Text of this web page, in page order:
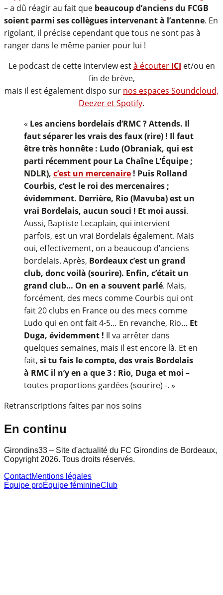
– a dû réagir au fait que beaucoup d’anciens du FCGB
soient parmi ses collègues intervenant à l’antenne. En
rigolant, il précise cependant que tous ne sont pas à
ranger dans le même panier pour lui !
Le podcast de cette interview està écouter ICI et/ou en
fin de brève,
mais il est également dispo sur nos espaces Soundcloud,
Deezer et Spotify.
« Les anciens bordelais d’RMC ? Attends. Il
faut séparer les vrais des faux (rire) ! Il faut
être très honnête : Ludo (Obraniak, qui est
parti récemment pour La Chaîne L’Équipe ;
NDLR), c’est un mercenaire ! Puis Rolland
Courbis, c’est le roi des mercenaires ;
évidemment. Derrière, Rio (Mavuba) est un
vrai Bordelais, aucun souci ! Et moi aussi.
Aussi, Baptiste Lecaplain, qui intervient
parfois, est un vrai Bordelais également. Mais
oui, effectivement, on a beaucoup d’anciens
bordelais. Après, Bordeaux c’est un grand
club, donc voilà (sourire). Enfin, c’était un
grand club… On en a souvent parlé. Mais,
forcément, des mecs comme Courbis qui ont
fait 20 clubs en France ou des mecs comme
Ludo qui en ont fait 4-5… En revanche, Rio… Et
Duga, évidemment ! Il va arrêter dans
quelques semaines, mais il est encore là. Et en
fait, si tu fais le compte, des vrais Bordelais
à RMC il n’y en a que 3 : Rio, Duga et moi –
toutes proportions gardées (sourire) -. »
Retranscriptions faites par nos soins
En continu
Girondins33 – Site d'actualité du FC Girondins de Bordeaux,
Copyright 2026. Tous droits réservés.
ContactMentions légales
Équipe proÉquipe féminineClub